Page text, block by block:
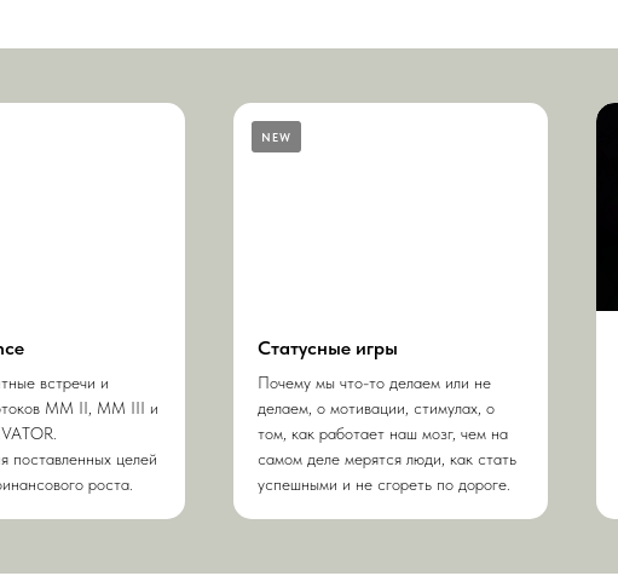
встречи и
MM II, MM III и
поставленных целей
роста.
NEW
Статусные игры
Почему мы что-то делаем или не
делаем, о мотивации, стимулах, о
том, как работает наш мозг, чем на
самом деле мерятся люди, как стать
успешными и не сгореть по дороге.